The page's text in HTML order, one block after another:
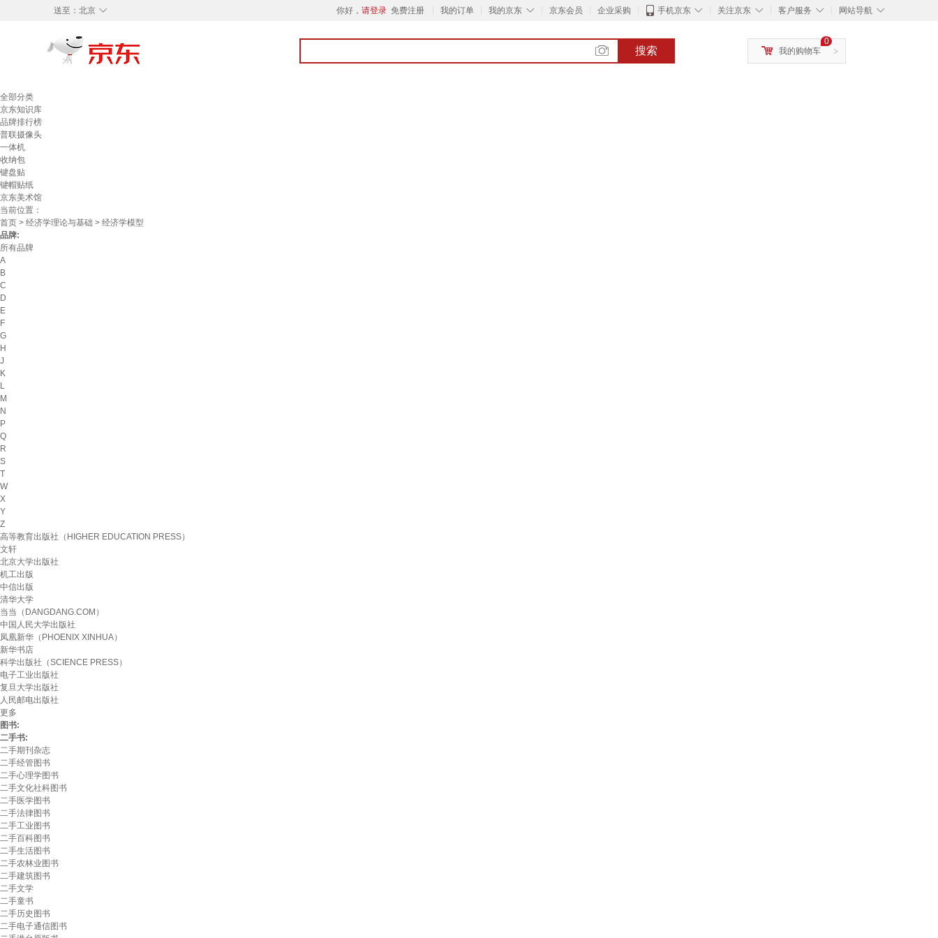
◇
送至： 北京 你好， 请登录 免费注册 我的订单 ◇
我的京东 京东会员 企业采购 ◇
手机京东 ◇
关注京东 ◇
客户服务 ◇
网站导航
搜索 >
0
我的购物车
全部分类
京东知识库
品牌排行榜
普联摄像头
一体机
收纳包
键盘贴
键帽贴纸
京东美术馆
当前位置：
首页 > 经济学理论与基础 > 经济学模型
品牌:
所有品牌
A
B
C
D
E
F
G
H
J
K
L
M
N
P
Q
R
S
T
W
X
Y
Z
高等教育出版社（HIGHER EDUCATION PRESS）
文轩
北京大学出版社
机工出版
中信出版
清华大学
当当（DANGDANG.COM）
中国人民大学出版社
凤凰新华（PHOENIX XINHUA）
新华书店
科学出版社（SCIENCE PRESS）
电子工业出版社
复旦大学出版社
人民邮电出版社
更多
图书:
二手书:
二手期刊杂志
二手经管图书
二手心理学图书
二手文化社科图书
二手医学图书
二手法律图书
二手工业图书
二手百科图书
二手生活图书
二手农林业图书
二手建筑图书
二手文学
二手童书
二手历史图书
二手电子通信图书